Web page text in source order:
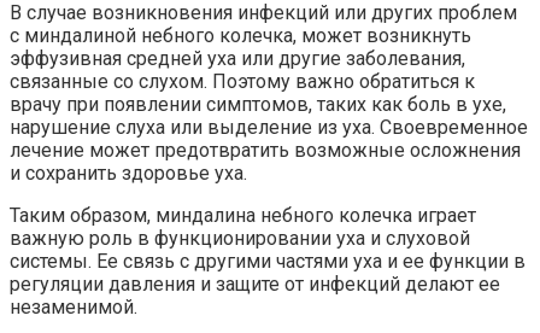
В случае возникновения инфекций или других проблем
с миндалиной небного колечка, может возникнуть
эффузивная средней уха или другие заболевания,
связанные со слухом. Поэтому важно обратиться к
врачу при появлении симптомов, таких как боль в ухе,
нарушение слуха или выделение из уха. Своевременное
лечение может предотвратить возможные осложнения
и сохранить здоровье уха.
Таким образом, миндалина небного колечка играет
важную роль в функционировании уха и слуховой
системы. Ее связь с другими частями уха и ее функции в
регуляции давления и защите от инфекций делают ее
незаменимой.